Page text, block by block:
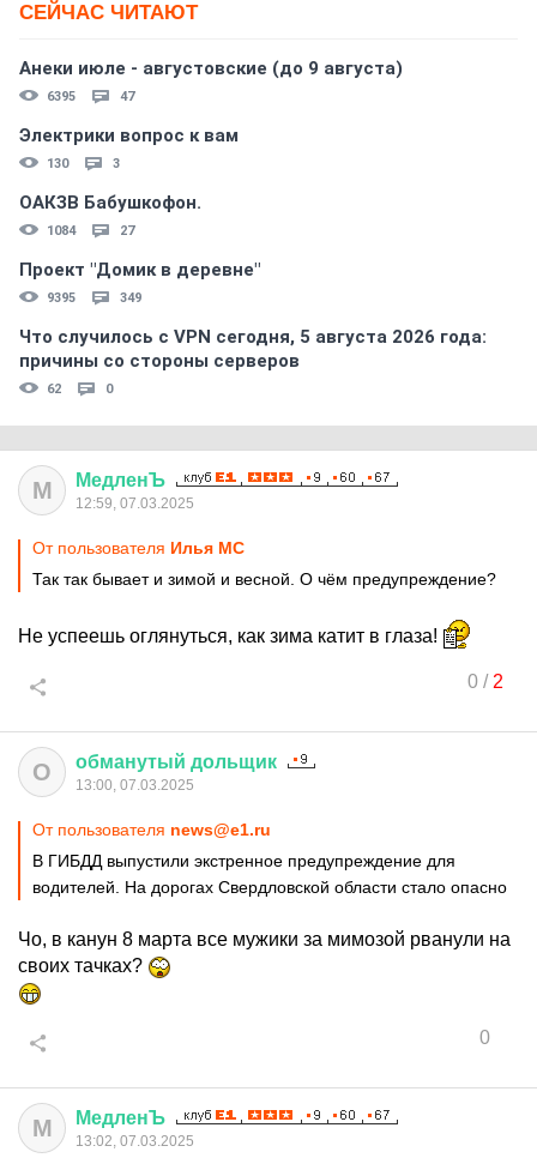
СЕЙЧАС ЧИТАЮТ
Анеки июле - августовские (до 9 августа)
6395 47
Электрики вопрос к вам
130 3
ОАКЗВ Бабушкофон.
1084 27
Проект "Домик в деревне"
9395 349
Что случилось с VPN сегодня, 5 августа 2026 года:
причины со стороны серверов
62 0
М МедленЪ
12:59, 07.03.2025
От пользователя Илья MC
Так так бывает и зимой и весной. О чём предупреждение?
Не успеешь оглянуться, как зима катит в глаза!
0/ 2
О обманутый дольщик
13:00, 07.03.2025
От пользователя news@e1.ru
В ГИБДД выпустили экстренное предупреждение для
водителей. На дорогах Свердловской области стало опасно
Чо, в канун 8 марта все мужики за мимозой рванули на
своих тачках?
0
М МедленЪ
13:02, 07.03.2025